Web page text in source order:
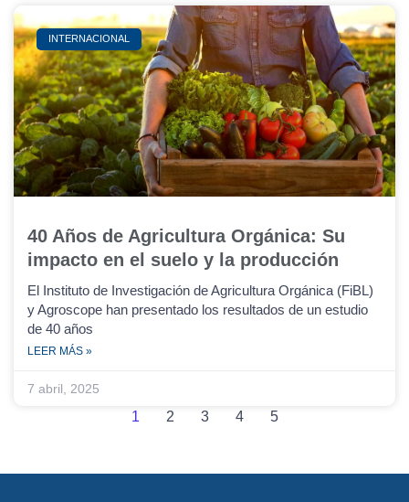
INTERNACIONAL
40 Años de Agricultura Orgánica: Su
impacto en el suelo y la producción
El Instituto de Investigación de Agricultura Orgánica (FiBL)
y Agroscope han presentado los resultados de un estudio
de 40 años
LEER MÁS »
7 abril, 2025
1 2 3 4 5